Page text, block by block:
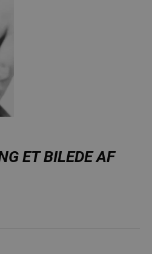
ET BILEDE AF